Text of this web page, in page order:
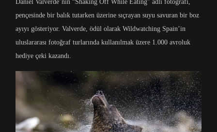
Daniel Valverde’nin “Shaking Off While Eating” adlı fotoğrafı,
pençesinde bir balık tutarken üzerine sıçrayan suyu savuran bir boz
ayıyı gösteriyor. Valverde, ödül olarak Wildwatching Spain’in
uluslararası fotoğraf turlarında kullanılmak üzere 1.000 avroluk
hediye çeki kazandı.